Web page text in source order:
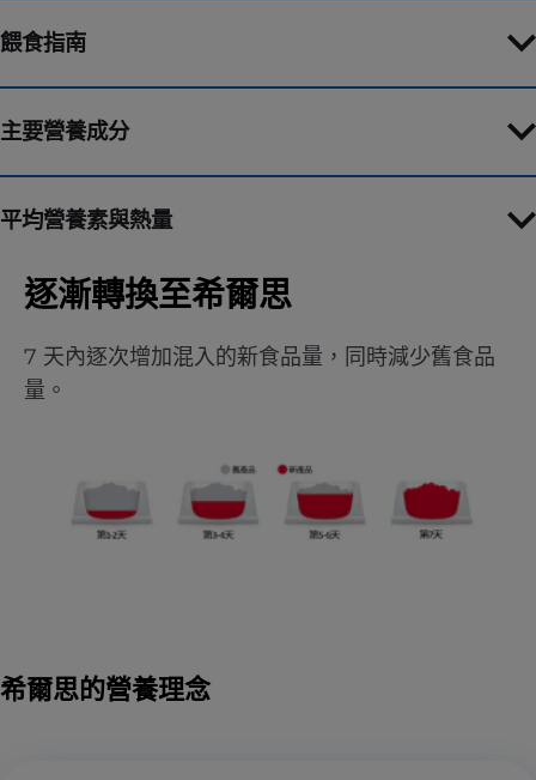
餵食指南
主要營養成分
平均營養素與熱量
逐漸轉換至希爾思
7 天內逐次增加混入的新食品量，同時減少舊食品
量。
希爾思的營養理念